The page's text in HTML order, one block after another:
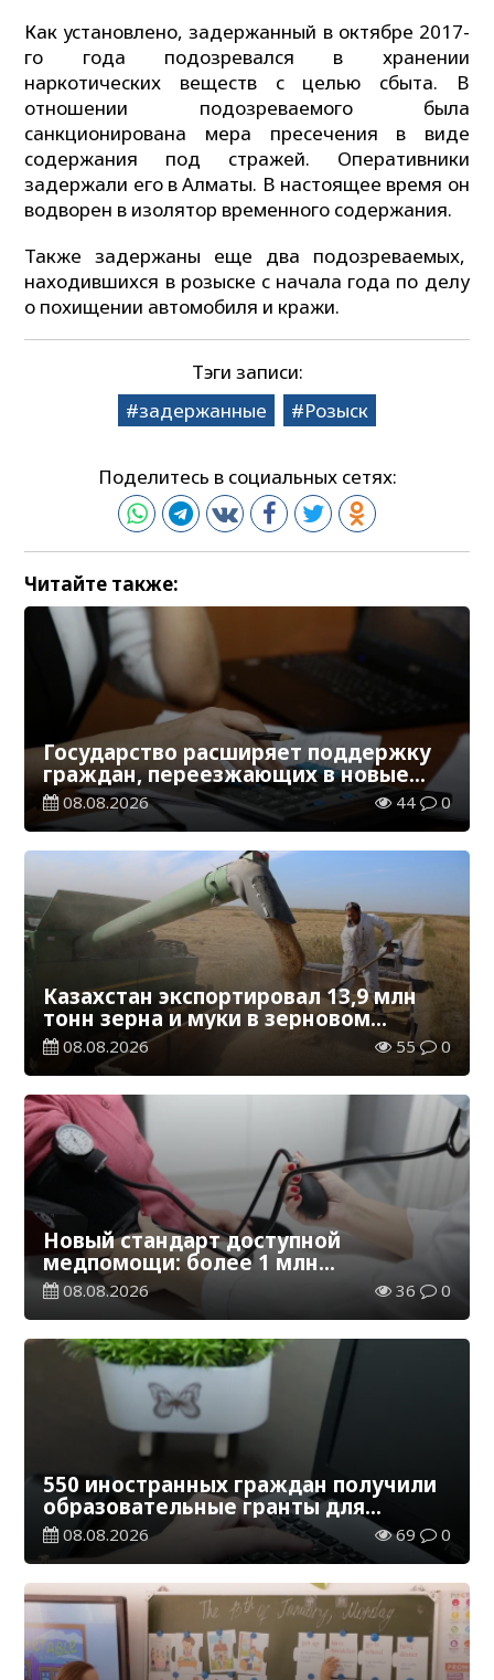
Как установлено, задержанный в октябре 2017-
го года подозревался в хранении
наркотических веществ с целью сбыта. В
отношении подозреваемого была
санкционирована мера пресечения в виде
содержания под стражей. Оперативники
задержали его в Алматы. В настоящее время он
водворен в изолятор временного содержания.
Также задержаны еще два подозреваемых,
находившихся в розыске с начала года по делу
о похищении автомобиля и кражи.
Тэги записи:
задержанные
Розыск
Поделитесь в социальных сетях:
Читайте также:
Государство расширяет поддержку
граждан, переезжающих в новые
регионы для работы
08.08.2026 44 0
Казахстан экспортировал 13,9 млн
тонн зерна и муки в зерновом
эквиваленте
08.08.2026 55 0
Новый стандарт доступной
медпомощи: более 1 млн
казахстанцев получили
телемедицинские услуги
08.08.2026 36 0
550 иностранных граждан получили
образовательные гранты для
обучения в Казахстане
08.08.2026 69 0